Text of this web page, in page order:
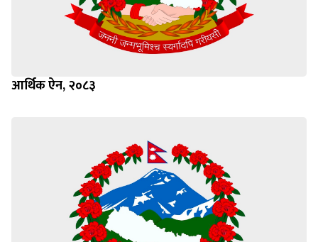
आर्थिक ऐन, २०८३